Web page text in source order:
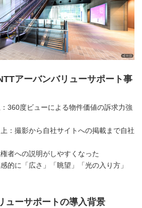
アーバンバリューサポート事
360度ビューによる物件価値の訴求力強
：撮影から自社サイトへの掲載まで自社
者への説明がしやすくなった
的に「広さ」「眺望」「光の入り方」
ューサポートの導入背景